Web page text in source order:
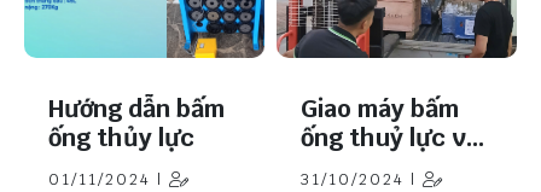
Hướng dẫn bấm
ống thủy lực
01/11/2024 |
Giao máy bấm
ống thuỷ lực về
Thái Nguyên
31/10/2024 |